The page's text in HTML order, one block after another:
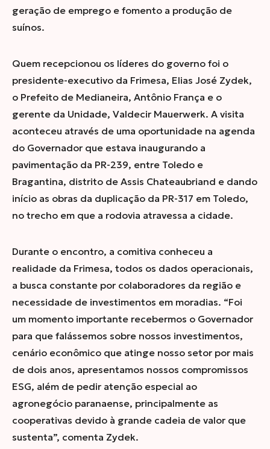
geração de emprego e fomento a produção de
suínos.
Quem recepcionou os líderes do governo foi o
presidente-executivo da Frimesa, Elias José Zydek,
o Prefeito de Medianeira, Antônio França e o
gerente da Unidade, Valdecir Mauerwerk. A visita
aconteceu através de uma oportunidade na agenda
do Governador que estava inaugurando a
pavimentação da PR-239, entre Toledo e
Bragantina, distrito de Assis Chateaubriand e dando
início as obras da duplicação da PR-317 em Toledo,
no trecho em que a rodovia atravessa a cidade.
Durante o encontro, a comitiva conheceu a
realidade da Frimesa, todos os dados operacionais,
a busca constante por colaboradores da região e
necessidade de investimentos em moradias. “Foi
um momento importante recebermos o Governador
para que falássemos sobre nossos investimentos,
cenário econômico que atinge nosso setor por mais
de dois anos, apresentamos nossos compromissos
ESG, além de pedir atenção especial ao
agronegócio paranaense, principalmente as
cooperativas devido à grande cadeia de valor que
sustenta”, comenta Zydek.